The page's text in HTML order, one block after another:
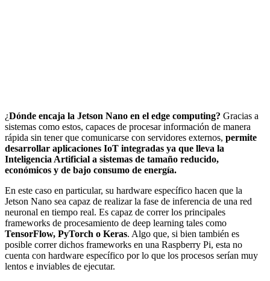
¿Dónde encaja la Jetson Nano en el edge computing? Gracias a
sistemas como estos, capaces de procesar información de manera
rápida sin tener que comunicarse con servidores externos, permite
desarrollar aplicaciones IoT integradas ya que lleva la
Inteligencia Artificial a sistemas de tamaño reducido,
económicos y de bajo consumo de energía.
En este caso en particular, su hardware específico hacen que la
Jetson Nano sea capaz de realizar la fase de inferencia de una red
neuronal en tiempo real. Es capaz de correr los principales
frameworks de procesamiento de deep learning tales como
TensorFlow, PyTorch o Keras. Algo que, si bien también es
posible correr dichos frameworks en una Raspberry Pi, esta no
cuenta con hardware específico por lo que los procesos serían muy
lentos e inviables de ejecutar.